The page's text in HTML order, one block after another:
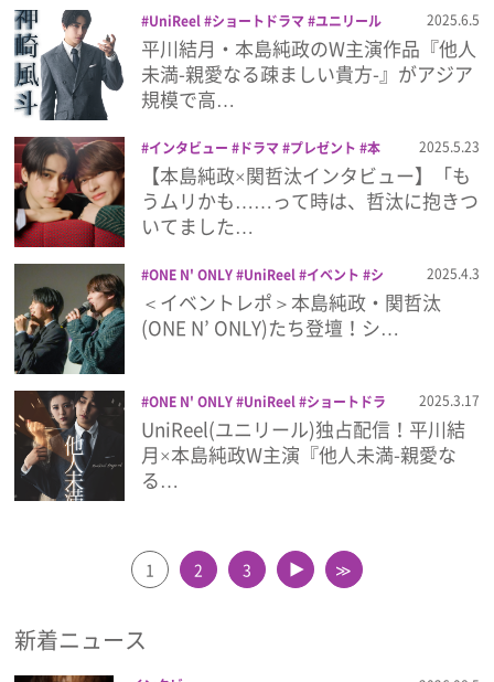
プライバシーポリシー
利用規約
お問い合わせ
那由他 細田佳央太 青柳塁斗
UniReel ショートドラマ ユニリール
他人未満
本島純政
2025.6.5
平川結月・本島純政のW主演作品『他人
未満-親愛なる疎ましい貴方-』がアジア
規模で高…
インタビュー ドラマ プレゼント
本
島純政
関哲汰
2025.5.23
【本島純政×関哲汰インタビュー】「も
うムリかも……って時は、哲汰に抱きつ
いてました…
ONE N' ONLY UniReel イベント
シ
ョートドラマ
ユニリール 他人未満 本
島純政 関哲汰
2025.4.3
＜イベントレポ＞本島純政・関哲汰
(ONE N’ ONLY)たち登壇！シ…
ONE N' ONLY UniReel
ショートドラ
マ
ユニリール 他人未満 本島純政 関
哲汰
2025.3.17
UniReel(ユニリール)独占配信！平川結
月×本島純政W主演『他人未満-親愛な
る…
1 2 3 ▲ ≫
新着ニュース